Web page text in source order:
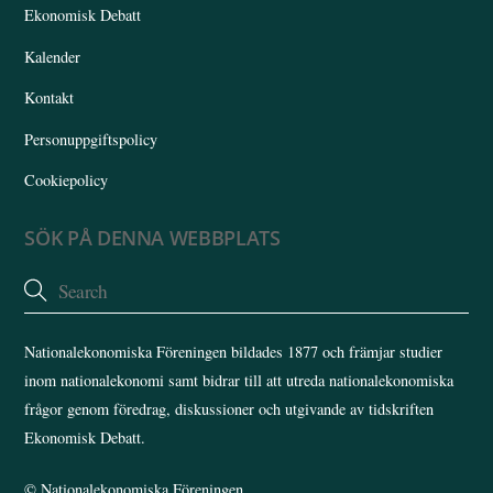
Ekonomisk Debatt
Kalender
Kontakt
Personuppgiftspolicy
Cookiepolicy
SÖK PÅ DENNA WEBBPLATS
Nationalekonomiska Föreningen bildades 1877 och främjar studier
inom nationalekonomi samt bidrar till att utreda nationalekonomiska
frågor genom föredrag, diskussioner och utgivande av tidskriften
Ekonomisk Debatt.